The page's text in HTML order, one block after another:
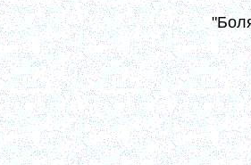
Потрудитесь образовать
сделает это. Тут ничего
болезнование покажется).
Господь, видя труд,
сердце свои порядки. (7, 199)